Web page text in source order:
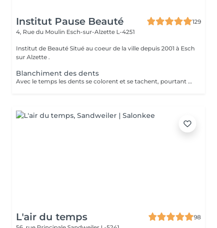
Institut Pause Beauté
129
4, Rue du Moulin Esch-sur-Alzette L-4251
Institut de Beauté Situé au coeur de la ville depuis 2001 à Esch
sur Alzette .
Blanchiment des dents
Avec le temps les dents se colorent et se tachent, pourtant un joli sourire passe par des dents blanches. Parmi les nombreuses techniques existant sur le marché, le blanchiment des dents sans peroxyde vous garantit un résultat efficace et sans aucun danger. La séance de blanchiment, réalisée par un professionnel, dure entre 40 et 45minutes.
L'air du temps
98